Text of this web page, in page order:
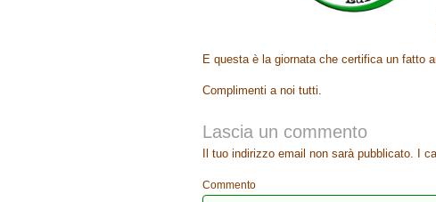
E questa è la giornata che certifica un fatto
Complimenti a noi tutti.
Lascia un commento
Il tuo indirizzo email non sarà pubblicato. I
Commento